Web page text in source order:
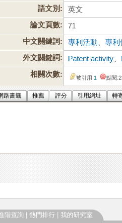
語文別:
英文
論文頁數:
71
中文關鍵詞:
專利活動 、專利
外文關鍵詞:
Patent activity
相關次數:
被引用:1 點閱
路書籤 推薦 評分 引用網址 轉
階查詢 熱門排行 我的研究室